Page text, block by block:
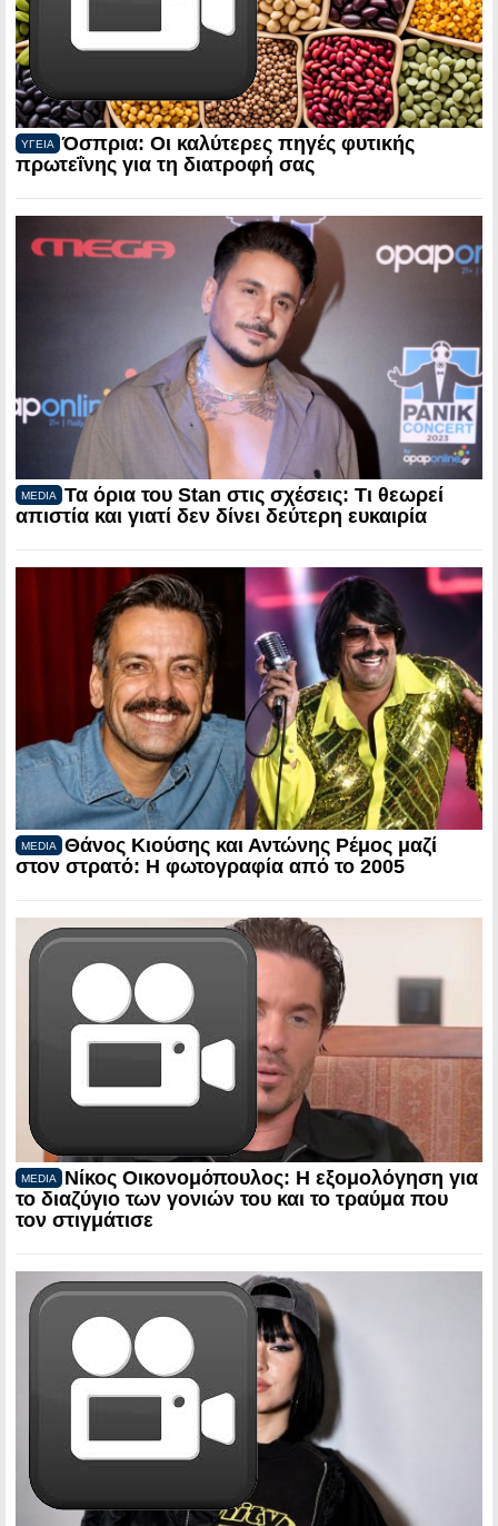
ΥΓΕΙΑ
Όσπρια: Οι καλύτερες πηγές φυτικής
πρωτεΐνης για τη διατροφή σας
MEDIA
Τα όρια του Stan στις σχέσεις: Τι θεωρεί
απιστία και γιατί δεν δίνει δεύτερη ευκαιρία
MEDIA
Θάνος Κιούσης και Αντώνης Ρέμος μαζί
στον στρατό: Η φωτογραφία από το 2005
MEDIA
Νίκος Οικονομόπουλος: Η εξομολόγηση για
το διαζύγιο των γονιών του και το τραύμα που
τον στιγμάτισε